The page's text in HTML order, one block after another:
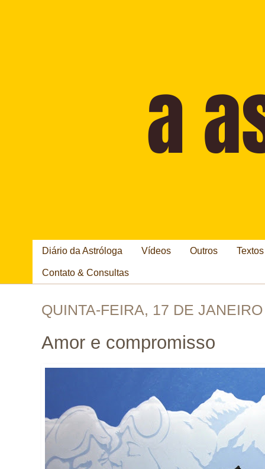
Diário da Astróloga Vídeos Outros
Contato & Consultas
QUINTA-FEIRA, 17 DE
Amor e compromisso